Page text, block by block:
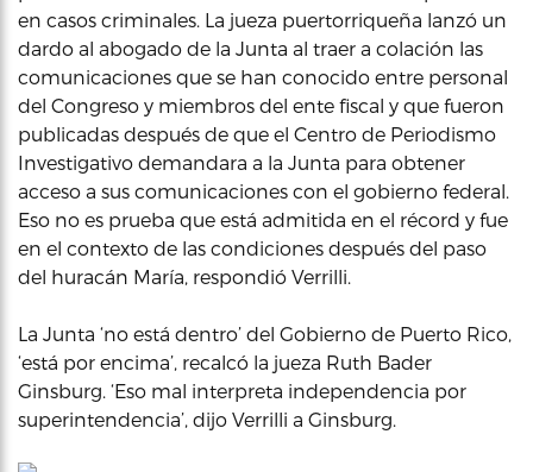
en casos criminales. La jueza puertorriqueña lanzó un
dardo al abogado de la Junta al traer a colación las
comunicaciones que se han conocido entre personal
del Congreso y miembros del ente fiscal y que fueron
publicadas después de que el Centro de Periodismo
Investigativo demandara a la Junta para obtener
acceso a sus comunicaciones con el gobierno federal.
Eso no es prueba que está admitida en el récord y fue
en el contexto de las condiciones después del paso
del huracán María, respondió Verrilli.
La Junta ‘no está dentro’ del Gobierno de Puerto Rico,
‘está por encima’, recalcó la jueza Ruth Bader
Ginsburg. ‘Eso mal interpreta independencia por
superintendencia’, dijo Verrilli a Ginsburg.